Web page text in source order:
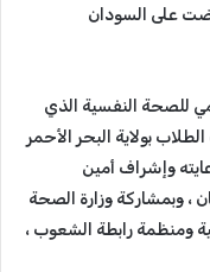
على السودان
للصحة النفسية الذي
بولاية البحر الأحمر
وإشراف أمين
، وبمشاركة وزارة الصحة
ومنظمة رابطة الشعوب ،